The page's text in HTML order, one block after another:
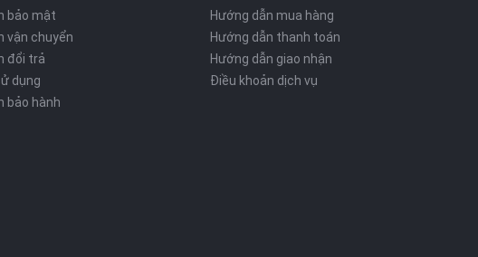
cho cả gia đình hoặc nhóm bạn bằng những thao tác cực kì
xa mức giá của nó.
bảo mật
vận chuyển
đổi trả
dụng
bảo hành
Hướng dẫn mua hàng
Hướng dẫn thanh toán
Hướng dẫn giao nhận
Điều khoản dịch vụ